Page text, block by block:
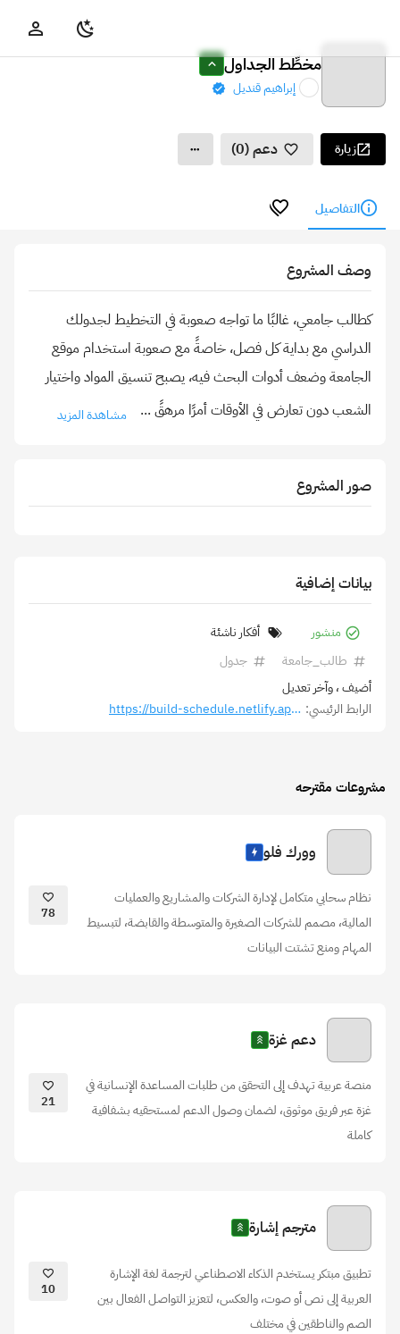
مخطِّط الجداول
إبراهيم قنديل
زيارة دعم (0)
التفاصيل
وصف المشروع
كطالب جامعي، غالبًا ما تواجه صعوبة في التخطيط لجدولك
الدراسي مع بداية كل فصل، خاصةً مع صعوبة استخدام موقع
الجامعة وضعف أدوات البحث فيه، يصبح تنسيق المواد واختيار
الشعب دون تعارض في الأوقات أمرًا مرهقً ... مشاهدة المزيد
صور المشروع
بيانات إضافية
منشور
أفكار ناشئة
طالب_جامعة
جدول
أضيف، وآخر تعديل
الرابط الرئيسي: https://build-schedule.netlify.app/?utm_source=mortakaz
مشروعات مقترحه
وورك فلو
نظام سحابي متكامل لإدارة الشركات والمشاريع والعمليات
المالية، مصمم للشركات الصغيرة والمتوسطة والقابضة، لتبسيط
المهام ومنع تشتت البيانات
78
دعم غزة
منصة عربية تهدف إلى التحقق من طلبات المساعدة الإنسانية في
غزة عبر فريق موثوق، لضمان وصول الدعم لمستحقيه بشفافية
كاملة
21
مترجم إشارة
تطبيق مبتكر يستخدم الذكاء الاصطناعي لترجمة لغة الإشارة
العربية إلى نص أو صوت، والعكس، لتعزيز التواصل الفعال بين
الصم والناطقين في مختلف
10